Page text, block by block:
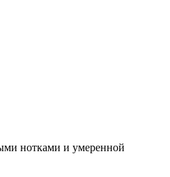
нотками и умеренной